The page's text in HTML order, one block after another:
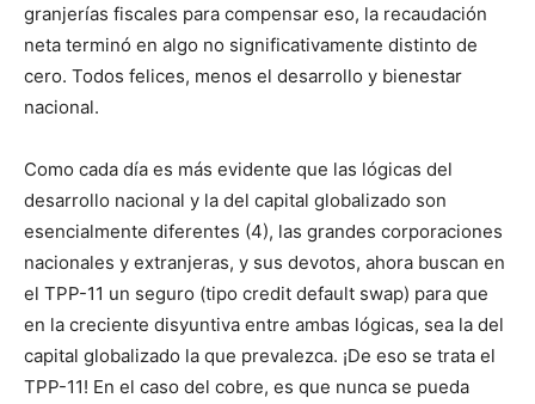
granjerías fiscales para compensar eso, la recaudación
neta terminó en algo no significativamente distinto de
cero. Todos felices, menos el desarrollo y bienestar
nacional.
Como cada día es más evidente que las lógicas del
desarrollo nacional y la del capital globalizado son
esencialmente diferentes (4), las grandes corporaciones
nacionales y extranjeras, y sus devotos, ahora buscan en
el TPP-11 un seguro (tipo credit default swap) para que
en la creciente disyuntiva entre ambas lógicas, sea la del
capital globalizado la que prevalezca. ¡De eso se trata el
TPP-11! En el caso del cobre, es que nunca se pueda